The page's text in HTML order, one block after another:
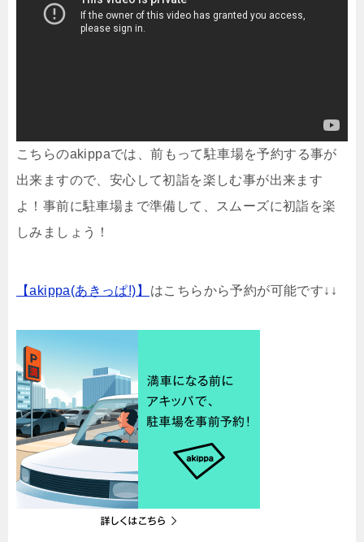
こちらのakippaでは、前もって駐車場を予約する事が
出来ますので、安心して初詣を楽しむ事が出来ます
よ！事前に駐車場まで準備して、スムーズに初詣を楽
しみましょう！
【akippa(あきっぱ!)】 はこちらから予約が可能です↓↓